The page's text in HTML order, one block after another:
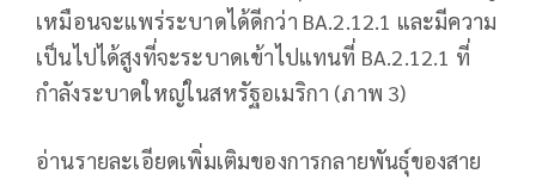
เหมือนจะแพร่ระบาดได้ดีกว่า BA.2.12.1 และมีความ
เป็นไปได้สูงที่จะระบาดเข้าไปแทนที่ BA.2.12.1 ที่
กำลังระบาดใหญ่ในสหรัฐอเมริกา (ภาพ 3)
อ่านรายละเอียดเพิ่มเติมของการกลายพันธุ์ของสาย